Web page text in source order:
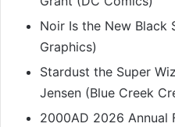
Noir Is the New Black
Graphics)
Stardust the Super
Jensen (Blue Creek
2000AD 2026 Annual